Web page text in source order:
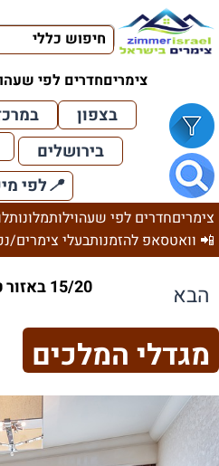
חיפוש כללי
צימריםחדרים לפי שעה
בצפון
בירושלים
📍לפי
צימריםחדרים לפי שעהוילותמלונות
📲 וואטסאפ להזמנותבעלי צימרים/
הבא 15/20 באזור טבריה
מגדלי המלכים